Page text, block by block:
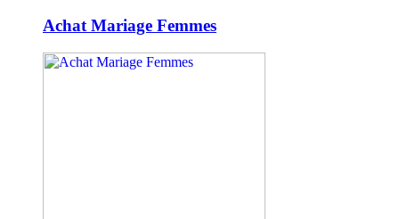
Achat Mariage Femmes